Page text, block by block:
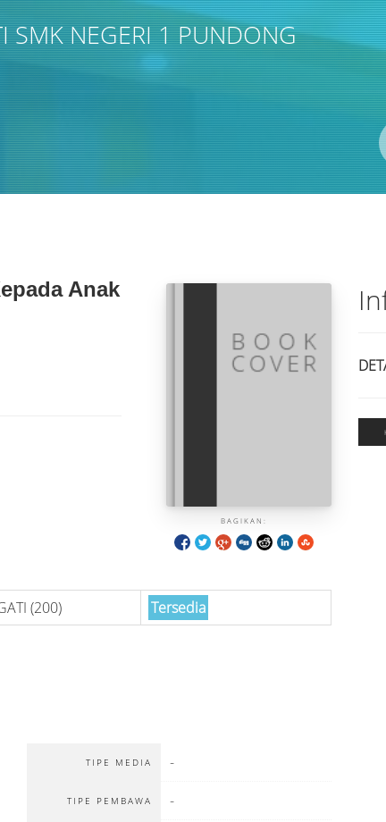
SMK NEGERI 1 PUNDONG
Anak
BAGIKAN:
(200) Tersedia
TIPE MEDIA -
TIPE PEMBAWA -
Pengarang
ISBN/ISSN